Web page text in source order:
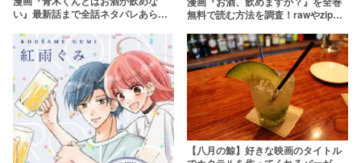
い』最新話まで全話ネタバレあらす
ブ！
無料で読む方法を調査！rawやzipを
【さんじゅうろう】
【八月の鯨】好きな映画のタイトル